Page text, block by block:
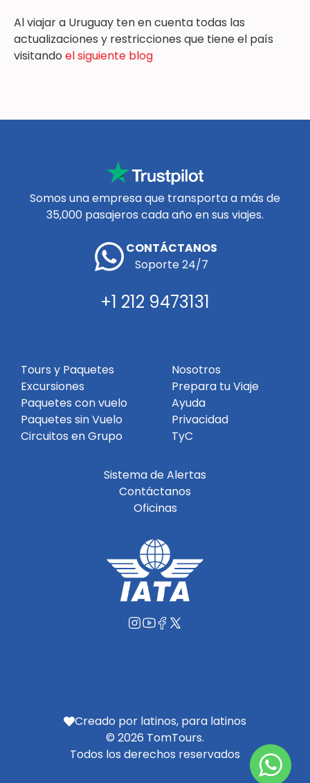
Al viajar a Uruguay ten en cuenta todas las
actualizaciones y restricciones que tiene el país
visitando el siguiente blog
Somos una empresa que transporta a más de
35,000 pasajeros cada año en sus viajes.
CONTÁCTANOS
Soporte 24/7
+1 212 9473131
Tours y Paquetes
Excursiones
Paquetes con vuelo
Paquetes sin Vuelo
Circuitos en Grupo
Nosotros
Prepara tu Viaje
Ayuda
Privacidad
TyC
Sistema de Alertas
Contáctanos
Oficinas
© 2026 TomTours.
Todos los derechos reservados
Creado por latinos, para latinos